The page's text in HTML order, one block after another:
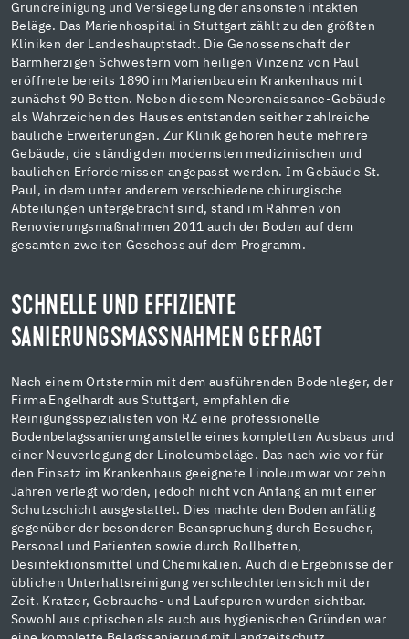
Grundreinigung und Versiegelung der ansonsten intakten
Beläge. Das Marienhospital in Stuttgart zählt zu den größten
Kliniken der Landeshauptstadt. Die Genossenschaft der
Barmherzigen Schwestern vom heiligen Vinzenz von Paul
eröffnete bereits 1890 im Marienbau ein Krankenhaus mit
zunächst 90 Betten. Neben diesem Neorenaissance-Gebäude
als Wahrzeichen des Hauses entstanden seither zahlreiche
bauliche Erweiterungen. Zur Klinik gehören heute mehrere
Gebäude, die ständig den modernsten medizinischen und
baulichen Erfordernissen angepasst werden. Im Gebäude St.
Paul, in dem unter anderem verschiedene chirurgische
Abteilungen untergebracht sind, stand im Rahmen von
Renovierungsmaßnahmen 2011 auch der Boden auf dem
gesamten zweiten Geschoss auf dem Programm.
SCHNELLE UND EFFIZIENTE
SANIERUNGSMASSNAHMEN GEFRAGT
Nach einem Ortstermin mit dem ausführenden Bodenleger, der
Firma Engelhardt aus Stuttgart, empfahlen die
Reinigungsspezialisten von RZ eine professionelle
Bodenbelagssanierung anstelle eines kompletten Ausbaus und
einer Neuverlegung der Linoleumbeläge. Das nach wie vor für
den Einsatz im Krankenhaus geeignete Linoleum war vor zehn
Jahren verlegt worden, jedoch nicht von Anfang an mit einer
Schutzschicht ausgestattet. Dies machte den Boden anfällig
gegenüber der besonderen Beanspruchung durch Besucher,
Personal und Patienten sowie durch Rollbetten,
Desinfektionsmittel und Chemikalien. Auch die Ergebnisse der
üblichen Unterhaltsreinigung verschlechterten sich mit der
Zeit. Kratzer, Gebrauchs- und Laufspuren wurden sichtbar.
Sowohl aus optischen als auch aus hygienischen Gründen war